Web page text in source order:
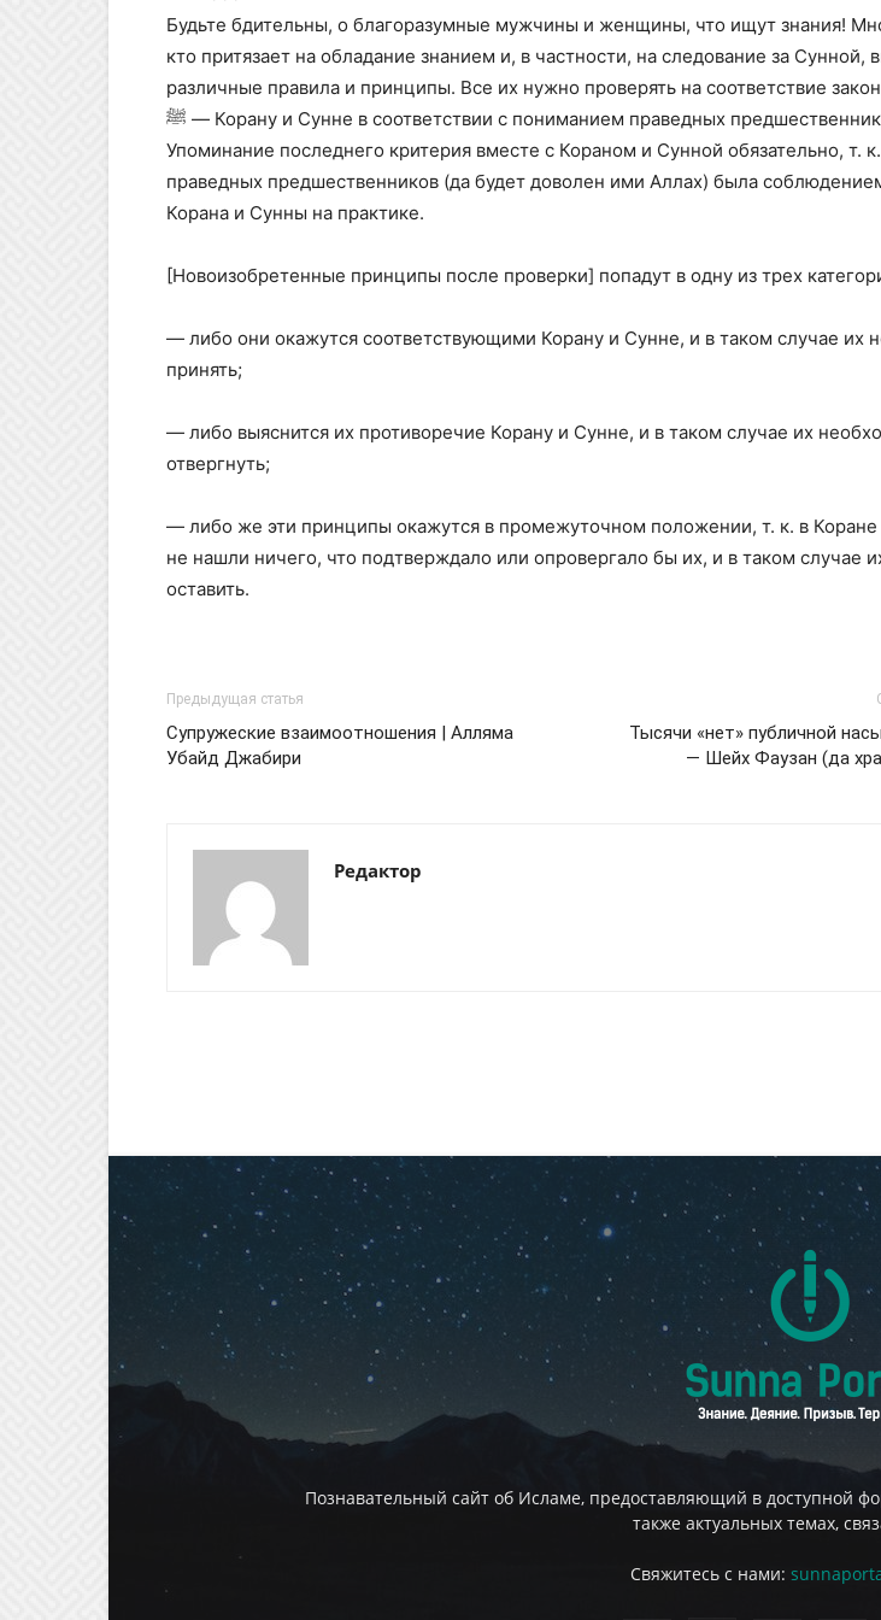
Будьте бдительны, о благоразумные мужчины и женщины, что ищут знания!
кто притязает на обладание знанием и, в частности, на следование за Сунной,
различные правила и принципы. Все их нужно проверять на соответствие
ﷺ — Корану и Сунне в соответствии с пониманием праведных предшественников.
Упоминание последнего критерия вместе с Кораном и Сунной обязательно, т.
праведных предшественников (да будет доволен ими Аллах) была
Корана и Сунны на практике.
[Новоизобретенные принципы после проверки] попадут в одну из трех
— либо они окажутся соответствующими Корану и Сунне, и в таком случае их
принять;
— либо выяснится их противоречие Корану и Сунне, и в таком случае их
отвергнуть;
— либо же эти принципы окажутся в промежуточном положении, т. к. в
не нашли ничего, что подтверждало или опровергало бы их, и в таком случае
оставить.
Предыдущая статья
Супружеские взаимоотношения | Алляма
Убайд Джабири
Тысячи «нет» публичной
— Шейх Фаузан (да
Редактор
Познавательный сайт об Исламе, предоставляющий в доступной
также актуальных темах,
Свяжитесь с нами: